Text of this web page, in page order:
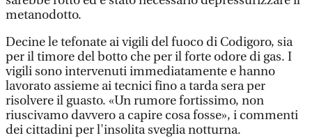
metanodotto.
Decine le tefonate ai vigili del fuoco di Codigoro, sia
per il timore del botto che per il forte odore di gas. I
vigili sono intervenuti immediatamente e hanno
lavorato assieme ai tecnici fino a tarda sera per
risolvere il guasto. «Un rumore fortissimo, non
riuscivamo davvero a capire cosa fosse», i commenti
dei cittadini per l'insolita sveglia notturna.